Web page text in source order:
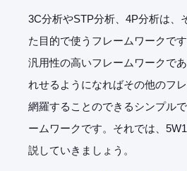
3C分析やSTP分析、4P分析は、
た目的で使うフレームワークで
汎用性の高いフレームワークで
れせるようになればその他のフ
網羅することのできるシンプル
ームワークです。それでは、
説していきましょう。